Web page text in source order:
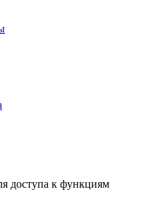
доступа к функциям